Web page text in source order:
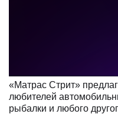
«Матрас Стрит»
любителей
рыбалки и любого